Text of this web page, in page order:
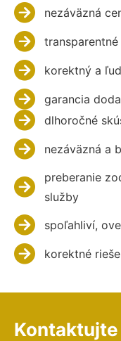
nezáväzná
korektný a
garancia
dlhoročné
nezáväzná a
preberanie
služby
spoľahliví,
korektné
Kontaktujte